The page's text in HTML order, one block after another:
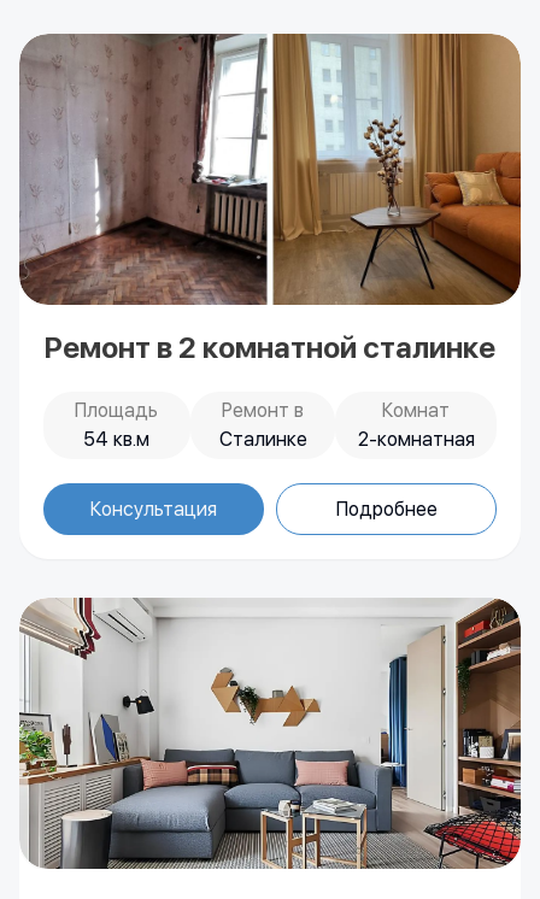
Ремонт в 2 комнатной сталинке
Площадь
54 кв.м
Ремонт в
Сталинке
Комнат
2-комнатная